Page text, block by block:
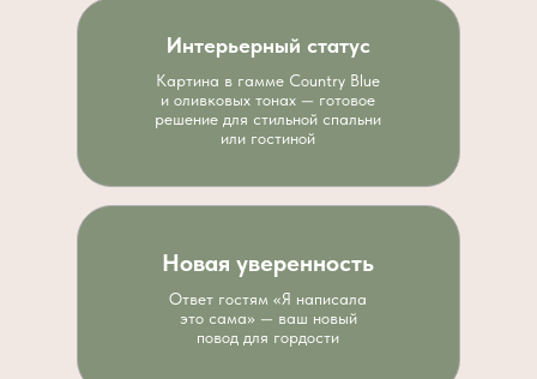
Ответ гостям «Я написала
это сама» — ваш новый
повод для гордости
Новая уверенность
Картина в гамме Country Blue
и оливковых тонах — готовое
решение для стильной спальни
или гостиной
Интерьерный статус